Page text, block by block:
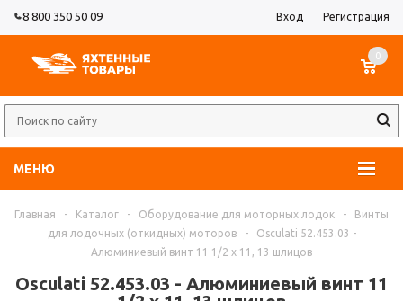
8 800 350 50 09 Вход Регистрация
МЕНЮ
0
Главная - Каталог - Оборудование для моторных лодок -
Винты
для лодочных (откидных) моторов
-
Osculati 52.453.03 -
Алюминиевый винт 11 1/2 x 11, 13 шлицов
Osculati 52.453.03 - Алюминиевый винт 11